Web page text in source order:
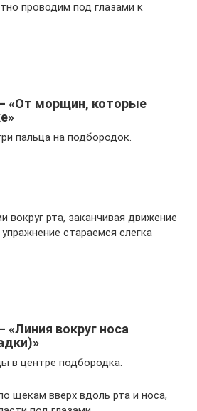
проводим под глазами к
«От морщин, которые
пальца на подбородок.
вокруг рта, заканчивая движение
стараемся слегка
вокруг носа
в центре подбородка.
щекам вверх вдоль рта и носа,